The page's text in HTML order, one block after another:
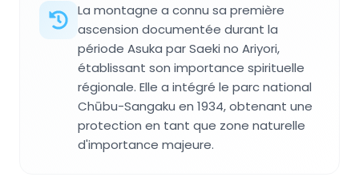
La montagne a connu sa première
ascension documentée durant la
période Asuka par Saeki no Ariyori,
établissant son importance spirituelle
régionale. Elle a intégré le parc national
Chūbu-Sangaku en 1934, obtenant une
protection en tant que zone naturelle
d'importance majeure.